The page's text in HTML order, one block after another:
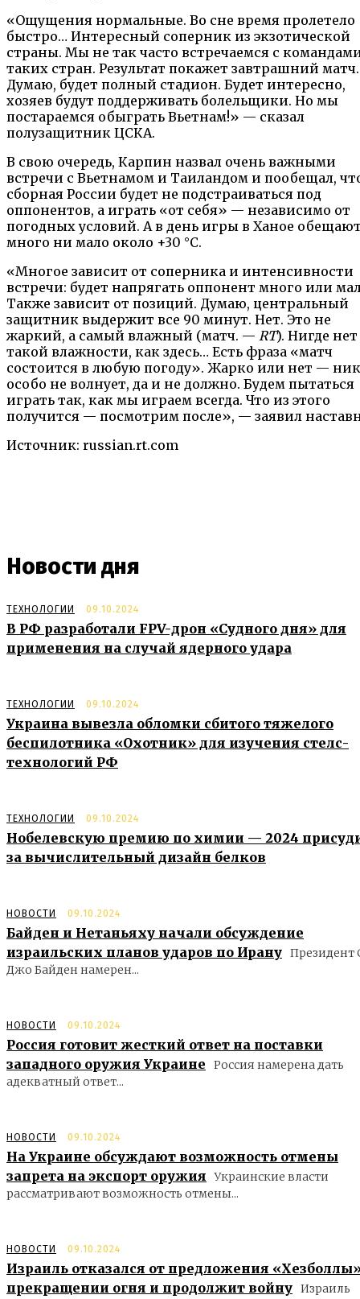
«Ощущения нормальные. Во сне время пролетело
быстро… Интересный соперник из экзотической
страны. Мы не так часто встречаемся с
таких стран. Результат покажет завтрашний матч.
Думаю, будет полный стадион. Будет интересно,
хозяев будут поддерживать болельщики. Но мы
постараемся обыграть Вьетнам!» — сказал
полузащитник ЦСКА.
В свою очередь, Карпин назвал очень важными
встречи с Вьетнамом и Таиландом и пообещал,
сборная России будет не подстраиваться под
оппонентов, а играть «от себя» — независимо от
погодных условий. А в день игры в Ханое
много ни мало около +30 °С.
«Многое зависит от соперника и интенсивности
встречи: будет напрягать оппонент много или
Также зависит от позиций. Думаю, центральный
защитник выдержит все 90 минут. Нет. Это не
жаркий, а самый влажный (матч. — RT). Нигде нет
такой влажности, как здесь… Есть фраза «матч
состоится в любую погоду». Жарко или нет —
особо не волнует, да и не должно. Будем пытаться
играть так, как мы играем всегда. Что из этого
получится — посмотрим после», — заявил
Источник: russian.rt.com
Новости дня
ТЕХНОЛОГИИ 09.10.2024
В РФ разработали FPV-дрон «Судного дня» для
применения на случай ядерного удара
ТЕХНОЛОГИИ 09.10.2024
Украина вывезла обломки сбитого тяжелого
беспилотника «Охотник» для изучения стелс-
технологий РФ
ТЕХНОЛОГИИ 09.10.2024
Нобелевскую премию по химии — 2024
за вычислительный дизайн белков
НОВОСТИ 09.10.2024
Байден и Нетаньяху начали обсуждение
израильских планов ударов по Ирану
Джо Байден намерен...
НОВОСТИ 09.10.2024
Россия готовит жесткий ответ на поставки
западного оружия Украине
Россия намерена дать
адекватный ответ...
НОВОСТИ 09.10.2024
На Украине обсуждают возможность отмены
запрета на экспорт оружия
Украинские власти
рассматривают возможность отмены...
НОВОСТИ 09.10.2024
Израиль отказался от предложения
прекращении огня и продолжит войну Израиль